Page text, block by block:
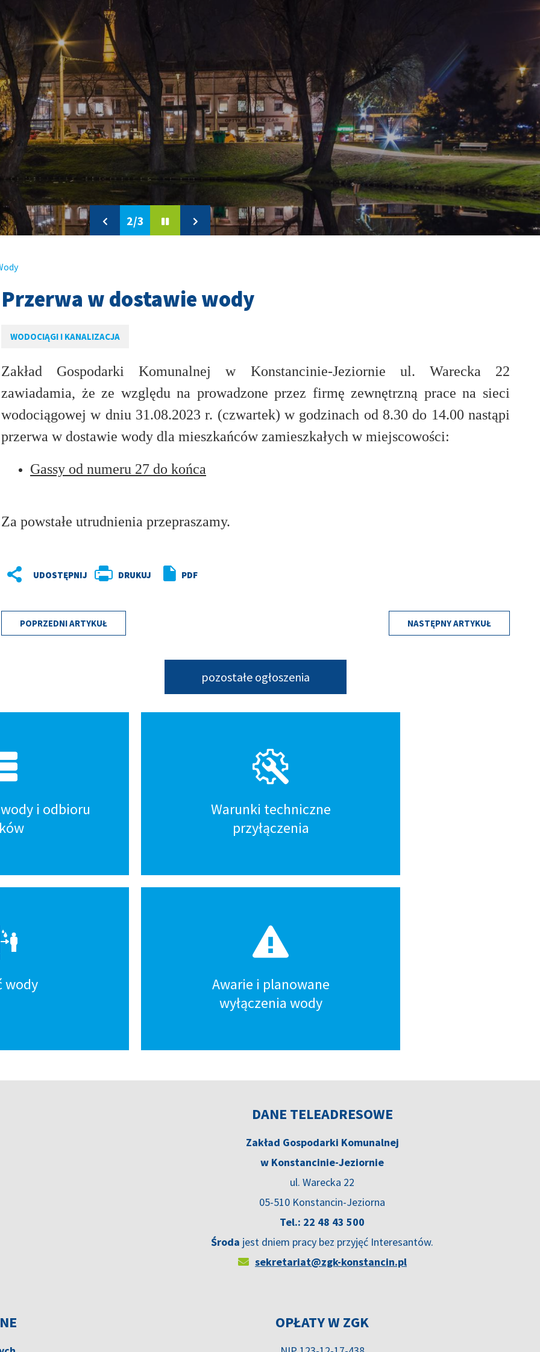
Pause
Previous
slide
Next
slide
2/3
Przerwa w dostawie wody
WODOCIĄGI I KANALIZACJA
Zakład Gospodarki Komunalnej w Konstancinie-Jeziornie ul. Warecka 22
zawiadamia, że ze względu na prowadzone przez firmę zewnętrzną prace na sieci
wodociągowej w dniu 31.08.2023 r. (czwartek) w godzinach od 8.30 do 14.00 nastąpi
przerwa w dostawie wody dla mieszkańców zamieszkałych w miejscowości:
Gassy od numeru 27 do końca
Za powstałe utrudnienia przepraszamy.
DRUKUJ PDF
POPRZEDNI ARTYKUŁ NASTĘPNY ARTYKUŁ
pozostałe ogłoszenia
i odbioru
Warunki techniczne
przyłączenia
wody
Awarie i planowane
wyłączenia wody
DANE TELEADRESOWE
Zakład Gospodarki Komunalnej
w Konstancinie-Jeziornie
ul. Warecka 22
05-510 Konstancin-Jeziorna
Tel.: 22 48 43 500
Środa jest dniem pracy bez przyjęć Interesantów.
sekretariat@zgk-konstancin.pl
OPŁATY W ZGK